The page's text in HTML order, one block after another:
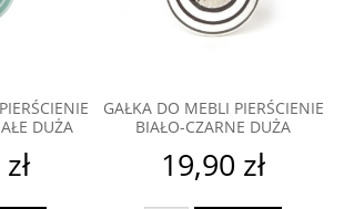
DUŻA
GAŁKA DO MEBLI PIERŚCIENIE
BIAŁO-CZARNE DUŻA
19,90 zł